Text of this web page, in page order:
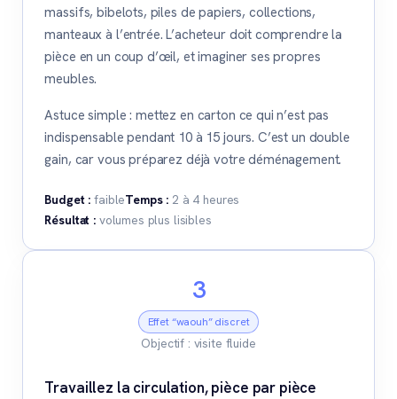
massifs, bibelots, piles de papiers, collections,
manteaux à l’entrée. L’acheteur doit comprendre la
pièce en un coup d’œil, et imaginer ses propres
meubles.
Astuce simple : mettez en carton ce qui n’est pas
indispensable pendant 10 à 15 jours. C’est un double
gain, car vous préparez déjà votre déménagement.
Budget : faibleTemps : 2 à 4 heures
Résultat :volumes plus lisibles
3
Effet “waouh” discret
Objectif : visite fluide
Travaillez la circulation, pièce par pièce